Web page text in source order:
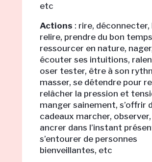
etc
Actions : rire, déconnecter,
relire, prendre du bon
ressourcer en nature,
écouter ses intuitions,
oser tester, être à son
masser, se détendre pour
relâcher la pression et
manger sainement, s’offrir
cadeaux marcher,
ancrer dans l’instant
s’entourer de personnes
bienveillantes, etc